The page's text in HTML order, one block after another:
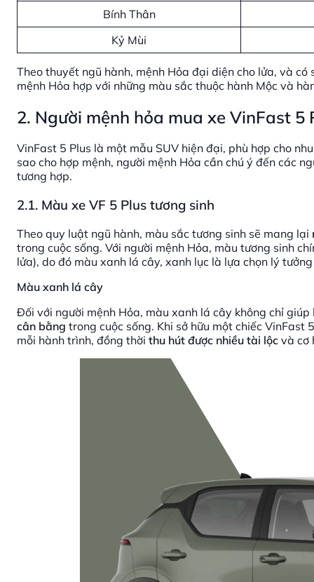
Bính Thân
Kỷ Mùi
Theo thuyết ngũ hành, mệnh Hỏa đại diện cho lửa, và
mệnh Hỏa hợp với những màu sắc thuộc hành Mộc và
2. Người mệnh hỏa mua xe VinFast 5
VinFast 5 Plus là một mẫu SUV hiện đại, phù hợp cho
sao cho hợp mệnh, người mệnh Hỏa cần chú ý đến các
tương hợp.
2.1. Màu xe VF 5 Plus tương sinh
Theo quy luật ngũ hành, màu sắc tương sinh sẽ mang lại
trong cuộc sống. Với người mệnh Hỏa, màu tương sinh
lửa), do đó màu xanh lá cây, xanh lục là lựa chọn lý
Màu xanh lá cây
Đối với người mệnh Hỏa, màu xanh lá cây không chỉ
cân bằng trong cuộc sống. Khi sở hữu một chiếc
mỗi hành trình, đồng thời thu hút được nhiều tài lộc và cơ